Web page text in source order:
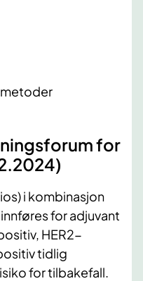
for
i kombinasjon
for adjuvant
HER2-
tidlig
for tilbakefall.